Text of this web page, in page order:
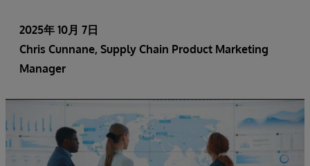
2025年 10月 7日
Chris Cunnane, Supply Chain Product Marketing
Manager